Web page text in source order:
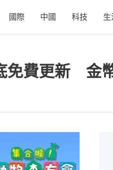
國際 中國 科技 生
免費更新 金